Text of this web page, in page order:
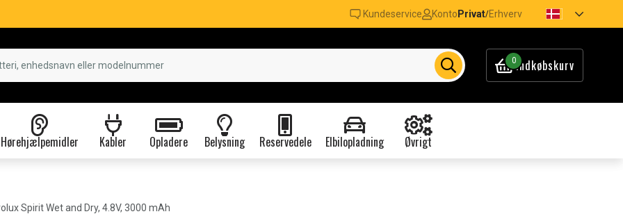
Kundeservice Konto Privat/Erhverv
0Indkøbskurv
Hørehjælpemidler Kabler Opladere Belysning Reservedele Elbilopladning Øvrigt
Spirit Wet and Dry, 4.8V, 3000 mAh